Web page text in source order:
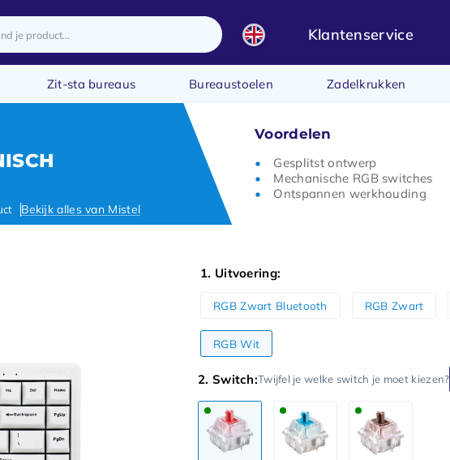
Klantenservice
Zit-sta bureaus Bureaustoelen Zadelkrukken
Bekijk alles van Mistel
Voordelen
Gesplitst ontwerp
Mechanische RGB switches
Ontspannen werkhouding
1. Uitvoering:
RGB Zwart Bluetooth RGB Zwart
RGB Wit
2. Switch:Twijfel je welke switch je moet kiezen?